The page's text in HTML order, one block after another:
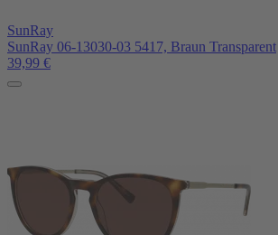
SunRay
SunRay 06-13030-03 5417, Braun Transparent
39,99 €